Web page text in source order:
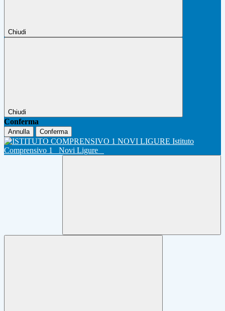
Chiudi
Chiudi
Conferma
Annulla Conferma
Istituto
Comprensivo 1
Novi Ligure